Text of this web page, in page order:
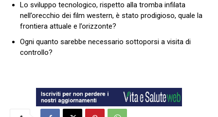
Lo sviluppo tecnologico, rispetto alla tromba infilata
nell’orecchio dei film western, è stato prodigioso, quale la
frontiera attuale e l’orizzonte?
Ogni quanto sarebbe necessario sottoporsi a visita di
controllo?